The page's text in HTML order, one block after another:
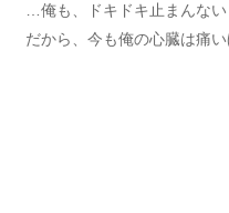
…俺も、ドキドキ止まんない
だから、今も俺の心臓は痛